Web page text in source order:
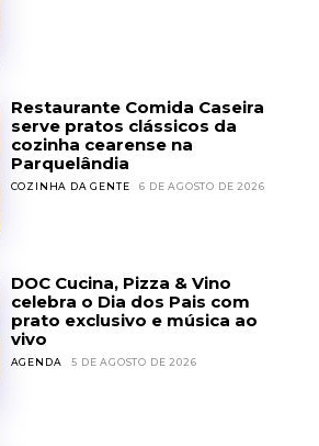
Restaurante Comida Caseira
serve pratos clássicos da
cozinha cearense na
Parquelândia
COZINHA DA GENTE 6 DE AGOSTO DE 2026
DOC Cucina, Pizza & Vino
celebra o Dia dos Pais com
prato exclusivo e música ao
vivo
AGENDA 5 DE AGOSTO DE 2026